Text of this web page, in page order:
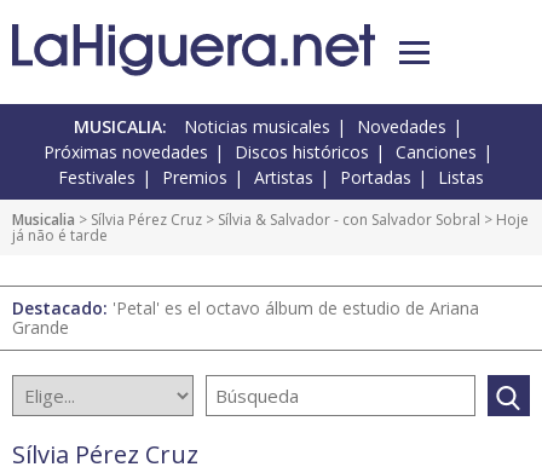
MUSICALIA: Noticias musicales
Novedades
Próximas novedades
Discos históricos
Canciones
Festivales
Premios Artistas Portadas Listas
Musicalia > Sílvia Pérez Cruz > Sílvia & Salvador - con Salvador Sobral > Hoje
já não é tarde
Destacado: 'Petal' es el octavo álbum de estudio de Ariana
Grande
Sílvia Pérez Cruz